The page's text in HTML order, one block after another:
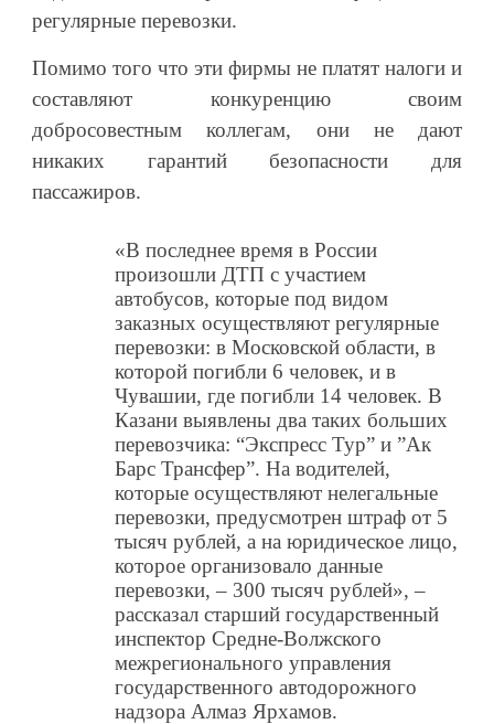
регулярные перевозки.
Помимо того что эти фирмы не платят налоги и
составляют конкуренцию своим
добросовестным коллегам, они не дают
никаких гарантий безопасности для
пассажиров.
«В последнее время в России
произошли ДТП с участием
автобусов, которые под видом
заказных осуществляют регулярные
перевозки: в Московской области, в
которой погибли 6 человек, и в
Чувашии, где погибли 14 человек. В
Казани выявлены два таких больших
перевозчика: “Экспресс Тур” и ”Ак
Барс Трансфер”. На водителей,
которые осуществляют нелегальные
перевозки, предусмотрен штраф от 5
тысяч рублей, а на юридическое лицо,
которое организовало данные
перевозки, – 300 тысяч рублей», –
рассказал старший государственный
инспектор Средне-Волжского
межрегионального управления
государственного автодорожного
надзора Алмаз Ярхамов.